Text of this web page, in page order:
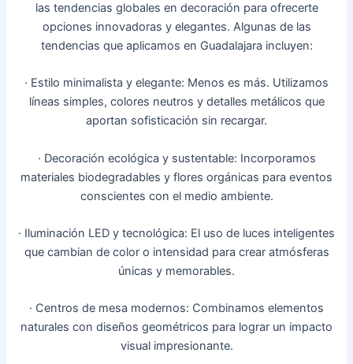
las tendencias globales en decoración para ofrecerte
opciones innovadoras y elegantes. Algunas de las
tendencias que aplicamos en Guadalajara incluyen:
· Estilo minimalista y elegante: Menos es más. Utilizamos
líneas simples, colores neutros y detalles metálicos que
aportan sofisticación sin recargar.
· Decoración ecológica y sustentable: Incorporamos
materiales biodegradables y flores orgánicas para eventos
conscientes con el medio ambiente.
· Iluminación LED y tecnológica: El uso de luces inteligentes
que cambian de color o intensidad para crear atmósferas
únicas y memorables.
· Centros de mesa modernos: Combinamos elementos
naturales con diseños geométricos para lograr un impacto
visual impresionante.